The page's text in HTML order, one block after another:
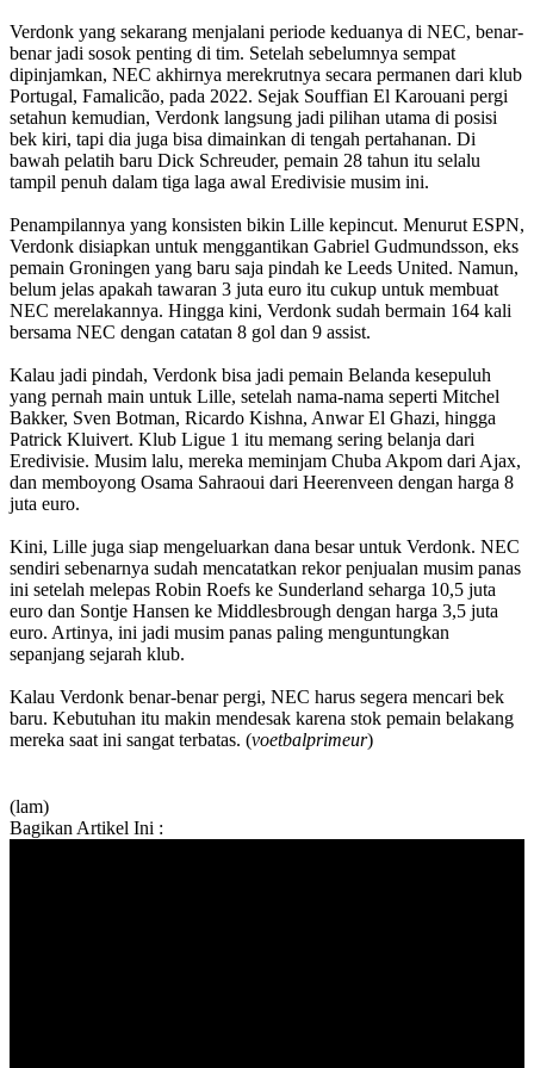
Verdonk yang sekarang menjalani periode keduanya di NEC, benar-
benar jadi sosok penting di tim. Setelah sebelumnya sempat
dipinjamkan, NEC akhirnya merekrutnya secara permanen dari klub
Portugal, Famalicão, pada 2022. Sejak Souffian El Karouani pergi
setahun kemudian, Verdonk langsung jadi pilihan utama di posisi
bek kiri, tapi dia juga bisa dimainkan di tengah pertahanan. Di
bawah pelatih baru Dick Schreuder, pemain 28 tahun itu selalu
tampil penuh dalam tiga laga awal Eredivisie musim ini.
Penampilannya yang konsisten bikin Lille kepincut. Menurut ESPN,
Verdonk disiapkan untuk menggantikan Gabriel Gudmundsson, eks
pemain Groningen yang baru saja pindah ke Leeds United. Namun,
belum jelas apakah tawaran 3 juta euro itu cukup untuk membuat
NEC merelakannya. Hingga kini, Verdonk sudah bermain 164 kali
bersama NEC dengan catatan 8 gol dan 9 assist.
Kalau jadi pindah, Verdonk bisa jadi pemain Belanda kesepuluh
yang pernah main untuk Lille, setelah nama-nama seperti Mitchel
Bakker, Sven Botman, Ricardo Kishna, Anwar El Ghazi, hingga
Patrick Kluivert. Klub Ligue 1 itu memang sering belanja dari
Eredivisie. Musim lalu, mereka meminjam Chuba Akpom dari Ajax,
dan memboyong Osama Sahraoui dari Heerenveen dengan harga 8
juta euro.
Kini, Lille juga siap mengeluarkan dana besar untuk Verdonk. NEC
sendiri sebenarnya sudah mencatatkan rekor penjualan musim panas
ini setelah melepas Robin Roefs ke Sunderland seharga 10,5 juta
euro dan Sontje Hansen ke Middlesbrough dengan harga 3,5 juta
euro. Artinya, ini jadi musim panas paling menguntungkan
sepanjang sejarah klub.
Kalau Verdonk benar-benar pergi, NEC harus segera mencari bek
baru. Kebutuhan itu makin mendesak karena stok pemain belakang
mereka saat ini sangat terbatas. (voetbalprimeur)
(lam)
Bagikan Artikel Ini :